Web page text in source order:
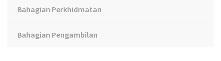
Bahagian Perkhidmatan
Bahagian Pengambilan